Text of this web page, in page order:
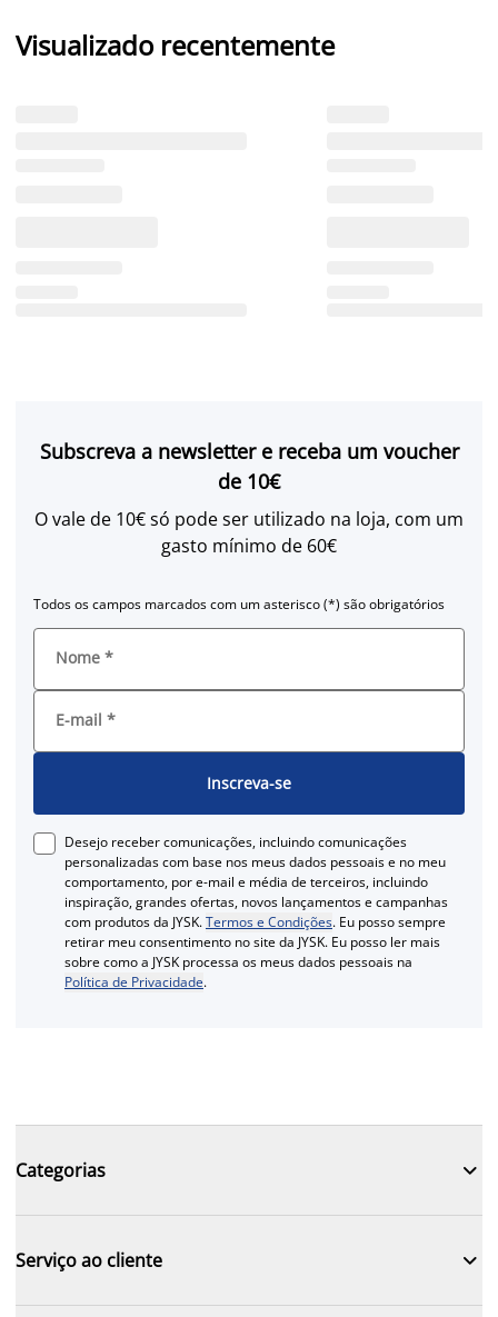
Visualizado recentemente
Subscreva a newsletter e receba um voucher
de 10€
O vale de 10€ só pode ser utilizado na loja, com um
gasto mínimo de 60€
Todos os campos marcados com um asterisco (*) são obrigatórios
Nome *
E-mail *
Inscreva-se
Desejo receber comunicações, incluindo comunicações
personalizadas com base nos meus dados pessoais e no meu
comportamento, por e-mail e média de terceiros, incluindo
inspiração, grandes ofertas, novos lançamentos e campanhas
com produtos da JYSK.Termos e Condições. Eu posso sempre
retirar meu consentimento no site da JYSK. Eu posso ler mais
sobre como a JYSK processa os meus dados pessoais na
Política de Privacidade.
Categorias 
Serviço ao cliente 